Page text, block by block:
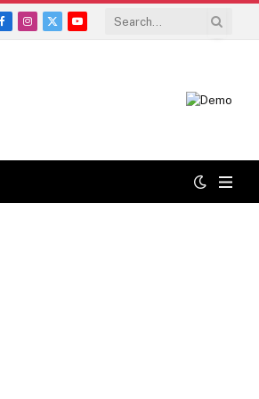
Facebook
Instagram
X
YouTube